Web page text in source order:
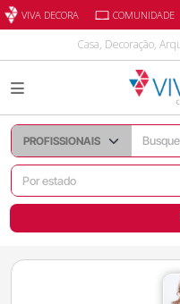
VIVA DECORA COMUNIDADE
Casa, Decoração,